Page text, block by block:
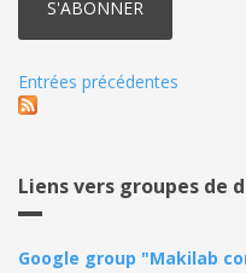
Entrées précédentes
Liens vers groupes de
Google group "Makilab